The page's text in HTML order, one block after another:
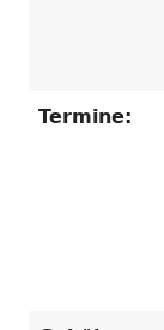
Termine: